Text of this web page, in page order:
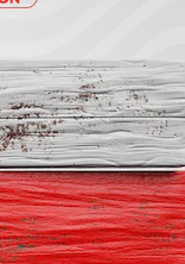
Начать
Academy
Документация по
Пакету ИИ
Служба
поддержки
Условия и